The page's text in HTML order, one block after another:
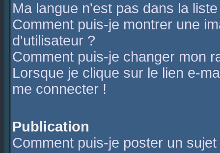
Ma langue n'est pas dans la
Comment puis-je montrer une
d'utilisateur ?
Comment puis-je changer mon
Lorsque je clique sur le lien e-
me connecter !
Publication
Comment puis-je poster un